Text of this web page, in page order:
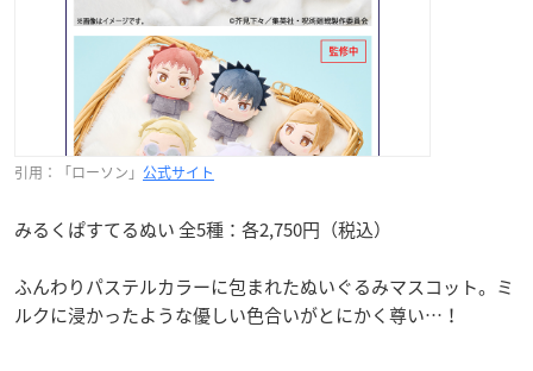
引用：「ローソン」 公式サイト
みるくぱすてるぬい 全5種：各2,750円（税込）
ふんわりパステルカラーに包まれたぬいぐるみマスコット。ミ
ルクに浸かったような優しい色合いがとにかく尊い…！